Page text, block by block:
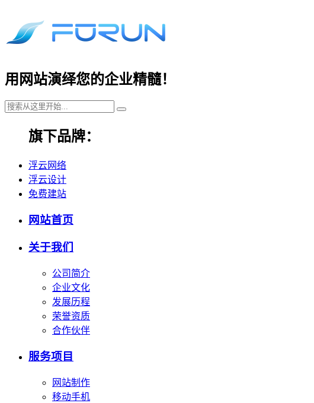
用网站演绎您的企业精髓！
旗下品牌：
浮云网络
浮云设计
免费建站
网站首页
关于我们
公司简介
企业文化
发展历程
荣誉资质
合作伙伴
服务项目
网站制作
移动手机